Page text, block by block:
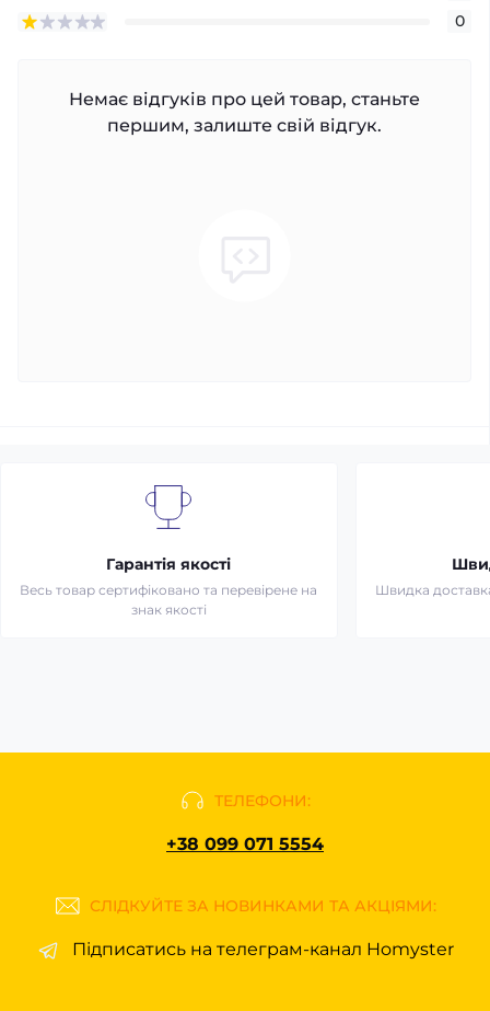
0
Немає відгуків про цей товар, станьте
першим, залиште свій відгук.
Гарантія якості
Весь товар сертифіковано та перевірене на
знак якості
Швидка
ТЕЛЕФОНИ:
+38 099 071 5554
СЛІДКУЙТЕ ЗА НОВИНКАМИ ТА АКЦІЯМИ:
Підписатись на телеграм-канал Homyster